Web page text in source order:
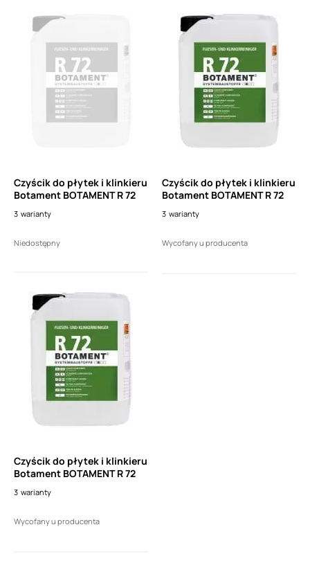
Czyścik do płytek i klinkieru
Botament BOTAMENT R 72
3 warianty
Niedostępny
Czyścik do płytek i klinkieru
Botament BOTAMENT R 72
3 warianty
Wycofany u producenta
Czyścik do płytek i klinkieru
Botament BOTAMENT R 72
3 warianty
Wycofany u producenta